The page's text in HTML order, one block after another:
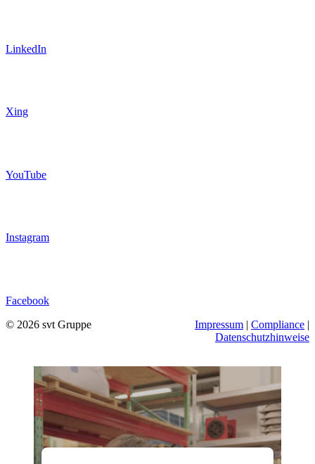
LinkedIn
Xing
YouTube
Instagram
Facebook
© 2026 svt Gruppe
Impressum | Compliance |
Datenschutzhinweise